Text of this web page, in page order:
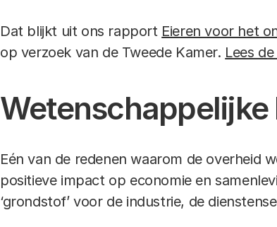
Dat blijkt uit ons rapport Eieren voor het
op verzoek van de Tweede Kamer. Lees
Wetenschappelijke
Eén van de redenen waarom de overheid
positieve impact op economie en
‘grondstof’ voor de industrie, de